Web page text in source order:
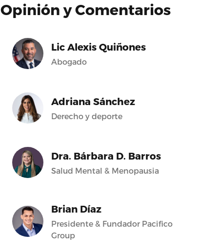
Opinión y Comentarios
Lic Alexis Quiñones
Abogado
Adriana Sánchez
Derecho y deporte
Dra. Bárbara D. Barros
Salud Mental & Menopausia
Brian Díaz
Presidente & Fundador Pacifico
Group